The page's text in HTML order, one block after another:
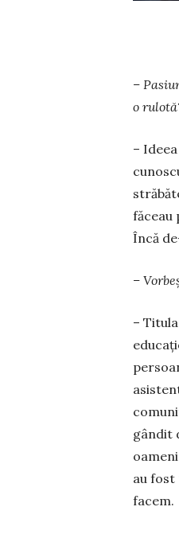
–
o
–
făceau
Încă
–
–
gân­dit
au fost
facem.